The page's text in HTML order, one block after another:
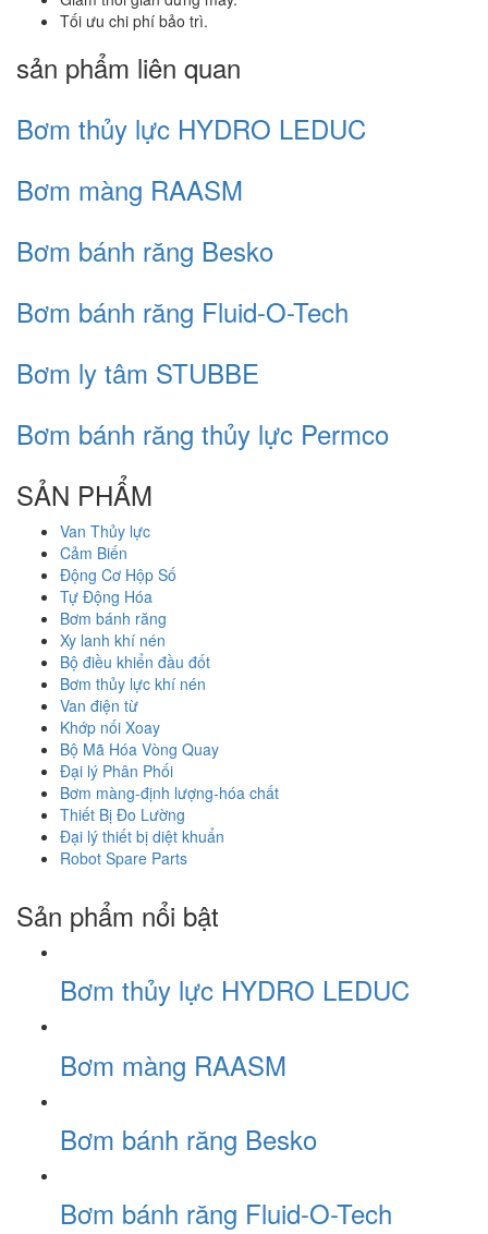
Tối ưu chi phí bảo trì.
sản phẩm liên quan
Bơm thủy lực HYDRO LEDUC
Bơm màng RAASM
Bơm bánh răng Besko
Bơm bánh răng Fluid-O-Tech
Bơm ly tâm STUBBE
Bơm bánh răng thủy lực Permco
SẢN PHẨM
Van Thủy lực
Cảm Biến
Động Cơ Hộp Số
Tự Động Hóa
Bơm bánh răng
Xy lanh khí nén
Bộ điều khiển đầu đốt
Bơm thủy lực khí nén
Van điện từ
Khớp nối Xoay
Bộ Mã Hóa Vòng Quay
Đại lý Phân Phối
Bơm màng-định lượng-hóa chất
Thiết Bị Đo Lường
Đại lý thiết bị diệt khuẩn
Robot Spare Parts
Sản phẩm nổi bật
Bơm thủy lực HYDRO LEDUC
Bơm màng RAASM
Bơm bánh răng Besko
Bơm bánh răng Fluid-O-Tech